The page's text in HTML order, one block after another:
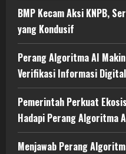
BMP Kecam Aksi KNPB,
yang Kondusif
Perang Algoritma AI
Verifikasi Informasi Digital
Pemerintah Perkuat
Hadapi Perang Algoritma
Menjawab Perang